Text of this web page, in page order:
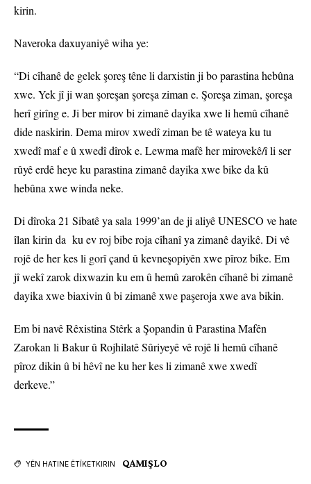
kirin.
Naveroka daxuyaniyê wiha ye:
“Di cîhanê de gelek şoreş têne li darxistin ji bo parastina hebûna
xwe. Yek jî ji wan şoreşan şoreşa ziman e. Şoreşa ziman, şoreşa
herî girîng e. Ji ber mirov bi zimanê dayika xwe li hemû cîhanê
dide naskirin. Dema mirov xwedî ziman be tê wateya ku tu
xwedî maf e û xwedî dîrok e. Lewma mafê her mirovekê/î li ser
rûyê erdê heye ku parastina zimanê dayika xwe bike da kû
hebûna xwe winda neke.
Di dîroka 21 Sibatê ya sala 1999’an de ji aliyê UNESCO ve hate
îlan kirin da ku ev roj bibe roja cîhanî ya zimanê dayikê. Di vê
rojê de her kes li gorî çand û kevneşopiyên xwe pîroz bike. Em
jî wekî zarok dixwazin ku em û hemû zarokên cîhanê bi zimanê
dayika xwe biaxivin û bi zimanê xwe paşeroja xwe ava bikin.
Em bi navê Rêxistina Stêrk a Şopandin û Parastina Mafên
Zarokan li Bakur û Rojhilatê Sûriyeyê vê rojê li hemû cîhanê
pîroz dikin û bi hêvî ne ku her kes li zimanê xwe xwedî
derkeve.”
YÊN HATINE ÊTÎKETKIRIN QAMIŞLO